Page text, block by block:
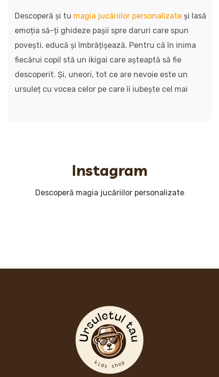
Descoperă și tu magia jucăriilor personalizate și lasă
emoția să-ți ghideze pașii spre daruri care spun
povești, educă și îmbrățișează. Pentru că în inima
fiecărui copil stă un ikigai care așteaptă să fie
descoperit. Și, uneori, tot ce are nevoie este un
ursuleț cu vocea celor pe care îi iubește cel mai
Instagram
Descoperă magia jucăriilor personalizate